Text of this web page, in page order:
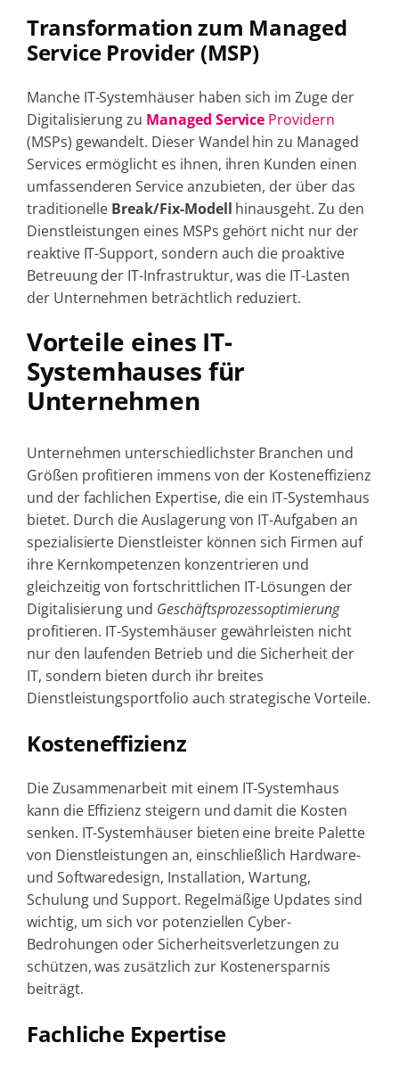
Transformation zum Managed
Service Provider (MSP)
Manche IT-Systemhäuser haben sich im Zuge der
Digitalisierung zu Managed Service Providern
(MSPs) gewandelt. Dieser Wandel hin zu Managed
Services ermöglicht es ihnen, ihren Kunden einen
umfassenderen Service anzubieten, der über das
traditionelle Break/Fix-Modell hinausgeht. Zu den
Dienstleistungen eines MSPs gehört nicht nur der
reaktive IT-Support, sondern auch die proaktive
Betreuung der IT-Infrastruktur, was die IT-Lasten
der Unternehmen beträchtlich reduziert.
Vorteile eines IT-
Systemhauses für
Unternehmen
Unternehmen unterschiedlichster Branchen und
Größen profitieren immens von der Kosteneffizienz
und der fachlichen Expertise, die ein IT-Systemhaus
bietet. Durch die Auslagerung von IT-Aufgaben an
spezialisierte Dienstleister können sich Firmen auf
ihre Kernkompetenzen konzentrieren und
gleichzeitig von fortschrittlichen IT-Lösungen der
Digitalisierung und Geschäftsprozessoptimierung
profitieren. IT-Systemhäuser gewährleisten nicht
nur den laufenden Betrieb und die Sicherheit der
IT, sondern bieten durch ihr breites
Dienstleistungsportfolio auch strategische Vorteile.
Kosteneffizienz
Die Zusammenarbeit mit einem IT-Systemhaus
kann die Effizienz steigern und damit die Kosten
senken. IT-Systemhäuser bieten eine breite Palette
von Dienstleistungen an, einschließlich Hardware-
und Softwaredesign, Installation, Wartung,
Schulung und Support. Regelmäßige Updates sind
wichtig, um sich vor potenziellen Cyber-
Bedrohungen oder Sicherheitsverletzungen zu
schützen, was zusätzlich zur Kostenersparnis
beiträgt.
Fachliche Expertise